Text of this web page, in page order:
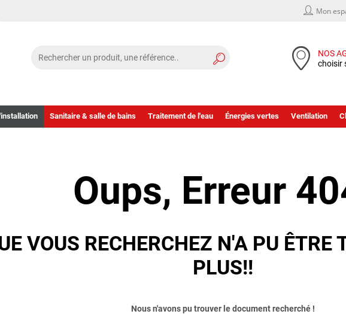
Mon
NOS
choisir
Sanitaire & salle de bains Traitement de l'eau Énergies vertes Ventilation
Oups, Erreur
VOUS RECHERCHEZ N'A PU ÊTRE
PLUS!!
Nous n'avons pu trouver le document recherché !